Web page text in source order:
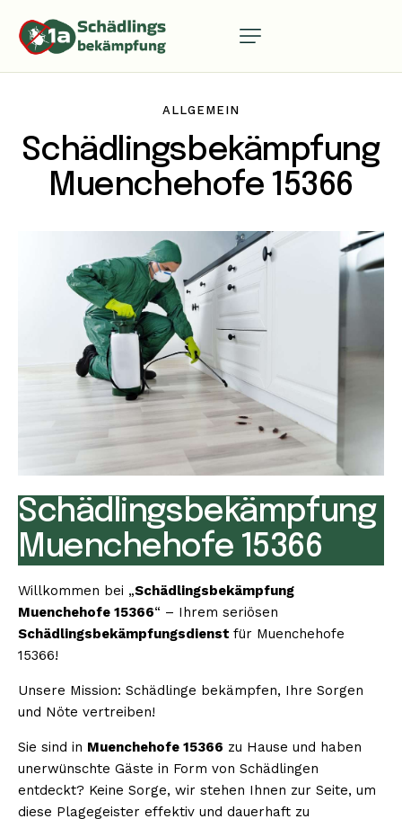
ALLGEMEIN
Schädlingsbekämpfung
Muenchehofe 15366
Schädlingsbekämpfung
Muenchehofe 15366
Willkommen bei „Schädlingsbekämpfung
Muenchehofe 15366“ – Ihrem seriösen
Schädlingsbekämpfungsdienst für Muenchehofe
15366!
Unsere Mission: Schädlinge bekämpfen, Ihre Sorgen
und Nöte vertreiben!
Sie sind in Muenchehofe 15366 zu Hause und haben
unerwünschte Gäste in Form von Schädlingen
entdeckt? Keine Sorge, wir stehen Ihnen zur Seite, um
diese Plagegeister effektiv und dauerhaft zu